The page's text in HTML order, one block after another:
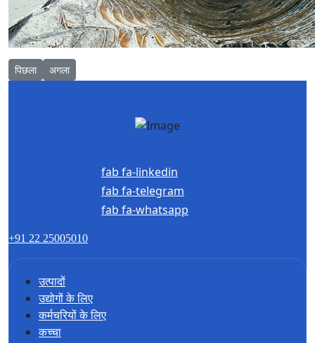
Previous article: तांबा-निकल अयस्क
पिछला Next article: PX5 पल्स विश्लेषक ब्लॉक
अगला
fab fa-linkedin
fab fa-telegram
fab fa-whatsapp
+91 22 25005010
उत्पादों
उद्योगों के लिए
कर्मचरियों के लिए
कच्चा